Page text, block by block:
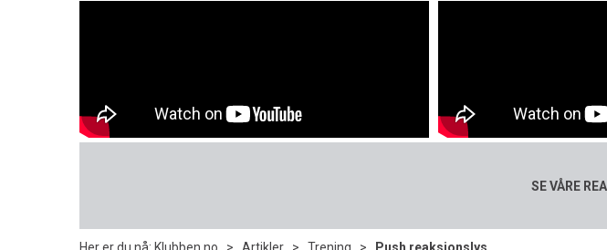
SE VÅRE
Her er du nå: Klubben.no > Artikler > Trening > Push reaksjonslys